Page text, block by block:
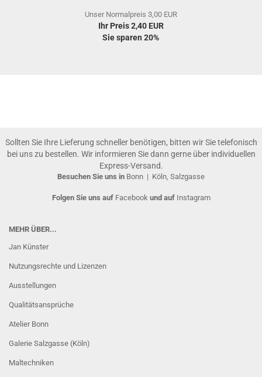
Unser Normalpreis 3,00 EUR
Ihr Preis 2,40 EUR
Sie sparen 20%
Sollten Sie Ihre Lieferung schneller benötigen, bitten wir Sie telefonisch
bei uns zu bestellen. Wir informieren Sie dann gerne über individuellen
Express-Versand.
Besuchen Sie uns in Bonn | Köln, Salzgasse
Folgen Sie uns auf Facebook und auf Instagram
MEHR ÜBER...
Jan Künster
Nutzungsrechte und Lizenzen
Ausstellungen
Qualitätsansprüche
Atelier Bonn
Galerie Salzgasse (Köln)
Maltechniken